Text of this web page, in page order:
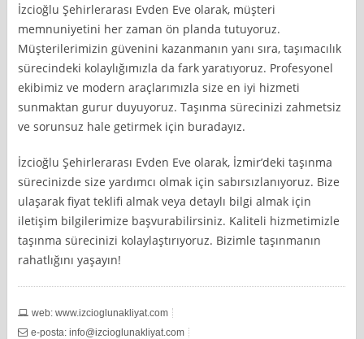
İzcioğlu Şehirlerarası Evden Eve olarak, müşteri
memnuniyetini her zaman ön planda tutuyoruz.
Müşterilerimizin güvenini kazanmanın yanı sıra, taşımacılık
sürecindeki kolaylığımızla da fark yaratıyoruz. Profesyonel
ekibimiz ve modern araçlarımızla size en iyi hizmeti
sunmaktan gurur duyuyoruz. Taşınma sürecinizi zahmetsiz
ve sorunsuz hale getirmek için buradayız.
İzcioğlu Şehirlerarası Evden Eve olarak, İzmir’deki taşınma
sürecinizde size yardımcı olmak için sabırsızlanıyoruz. Bize
ulaşarak fiyat teklifi almak veya detaylı bilgi almak için
iletişim bilgilerimize başvurabilirsiniz. Kaliteli hizmetimizle
taşınma sürecinizi kolaylaştırıyoruz. Bizimle taşınmanın
rahatlığını yaşayın!
web: www.izcioglunakliyat.com
e-posta:info@izcioglunakliyat.com